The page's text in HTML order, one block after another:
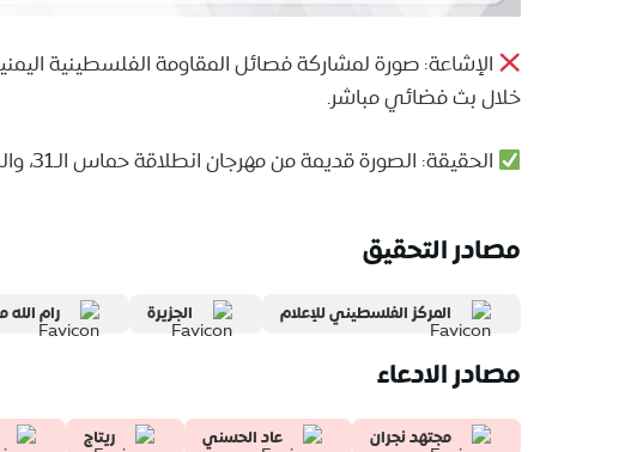
الإشاعة: صورة لمشاركة فصائل المقاومة الفلسطينية
خلال بث فضائي مباشر.
الحقيقة: الصورة قديمة من مهرجان انطلاقة حماس الـ31، والذي أقيم في غزة عام 2018.
مصادر التحقيق
المركز الفلسطيني للإعلام الجزيرة رام
مصادر الادعاء
مجتهد نجران عاد الحسني ريتاج